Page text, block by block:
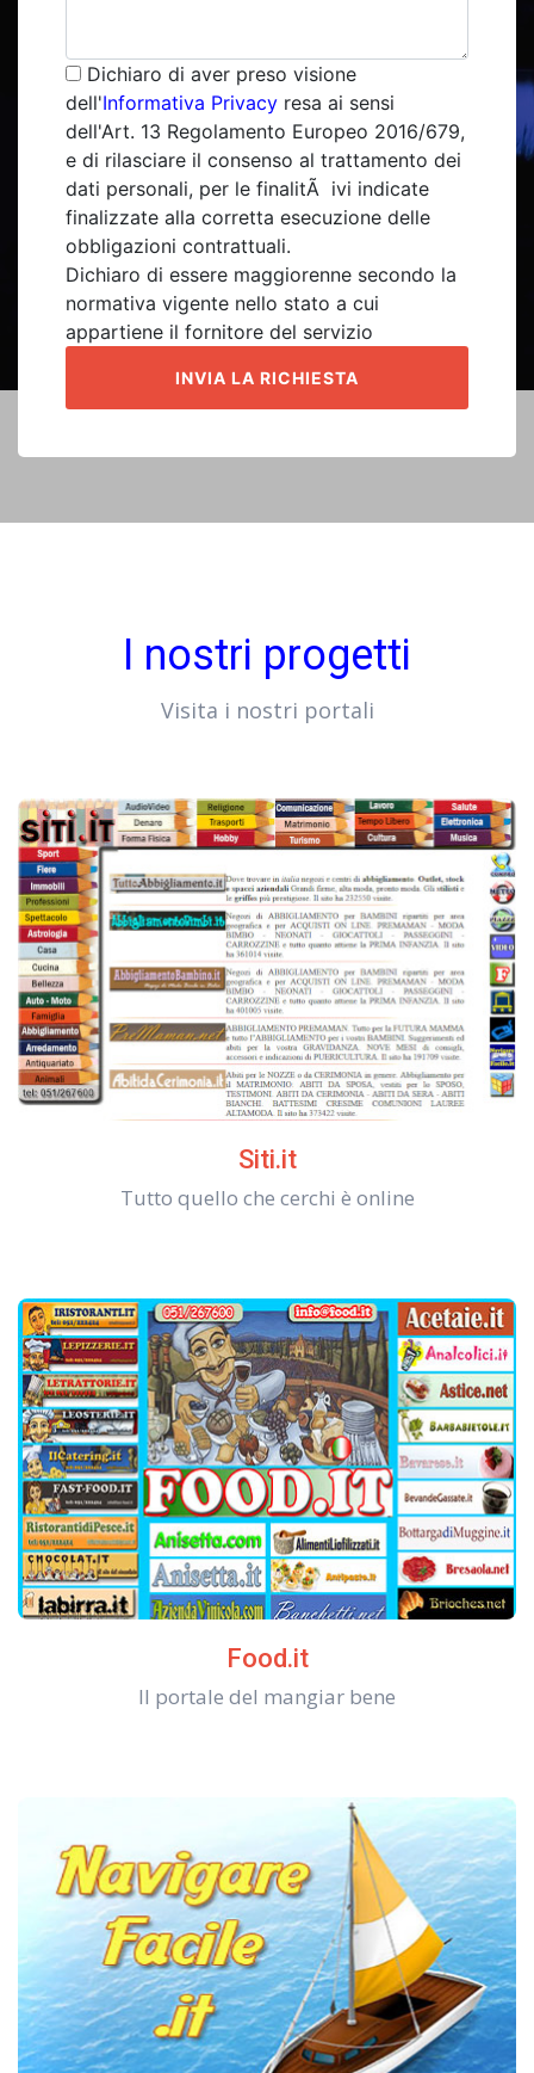
Dichiaro di aver preso visione
dell'Informativa Privacy resa ai sensi
dell'Art. 13 Regolamento Europeo 2016/679,
e di rilasciare il consenso al trattamento dei
dati personali, per le finalitÃ ivi indicate
finalizzate alla corretta esecuzione delle
obbligazioni contrattuali.
Dichiaro di essere maggiorenne secondo la
normativa vigente nello stato a cui
appartiene il fornitore del servizio
I nostri progetti
Visita i nostri portali
Siti.it
Tutto quello che cerchi è online
Food.it
Il portale del mangiar bene